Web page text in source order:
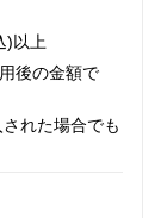
)以上
後の金額で
れた場合でも